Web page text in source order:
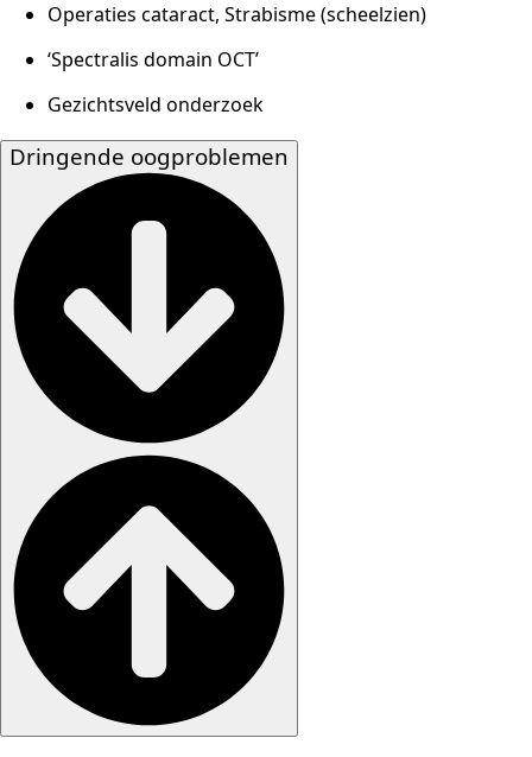
Operaties cataract, Strabisme (scheelzien)
‘Spectralis domain OCT’
Gezichtsveld onderzoek
Dringende oogproblemen